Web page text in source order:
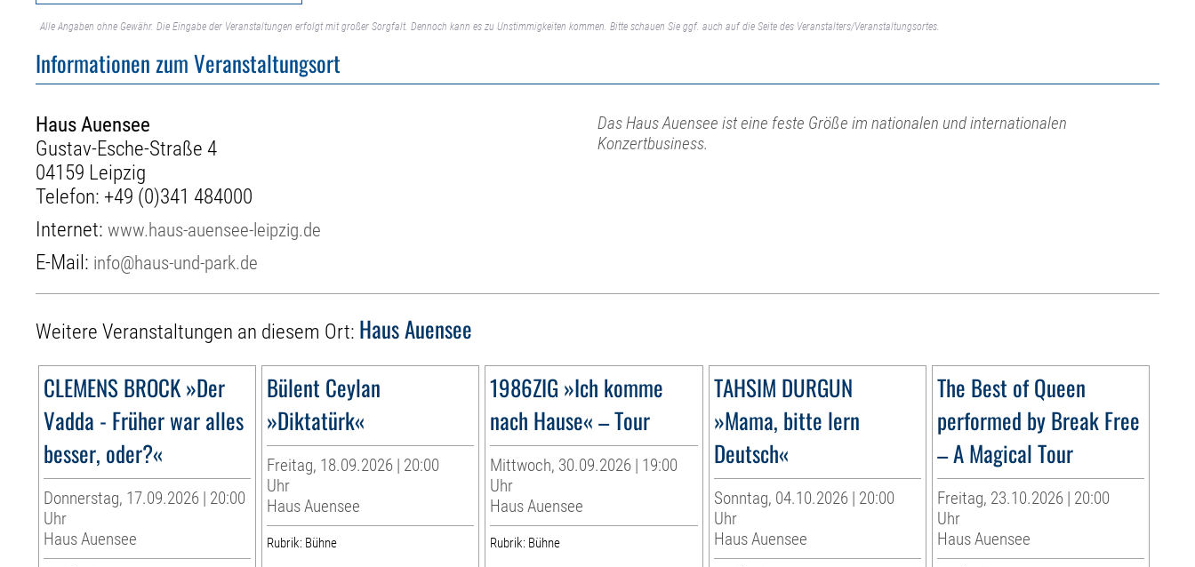
Alle Angaben ohne Gewähr. Die Eingabe der Veranstaltungen erfolgt mit großer Sorgfalt. Dennoch kann es zu Unstimmigkeiten kommen. Bitte schauen Sie ggf. auch auf die Seite des Veranstalters/Veranstaltungsortes.
Informationen zum Veranstaltungsort
Haus Auensee
Gustav-Esche-Straße 4
04159 Leipzig
Telefon: +49 (0)341 484000
Internet:www.haus-auensee-leipzig.de
E-Mail: info@haus-und-park.de
Das Haus Auensee ist eine feste Größe im nationalen und internationalen
Konzertbusiness.
Weitere Veranstaltungen an diesem Ort: Haus Auensee
CLEMENS BROCK »Der
Vadda - Früher war alles
besser, oder?«
Donnerstag, 17.09.2026 | 20:00
Uhr
Haus Auensee
Bülent Ceylan
»Diktatürk«
Freitag, 18.09.2026 | 20:00
Uhr
Haus Auensee
Rubrik: Bühne
1986ZIG »Ich komme
nach Hause« – Tour
Mittwoch, 30.09.2026 | 19:00
Uhr
Haus Auensee
Rubrik: Bühne
TAHSIM DURGUN
»Mama, bitte lern
Deutsch«
Sonntag, 04.10.2026 | 20:00
Uhr
Haus Auensee
The Best of Queen
performed by Break Free
– A Magical Tour
Freitag, 23.10.2026 | 20:00
Uhr
Haus Auensee